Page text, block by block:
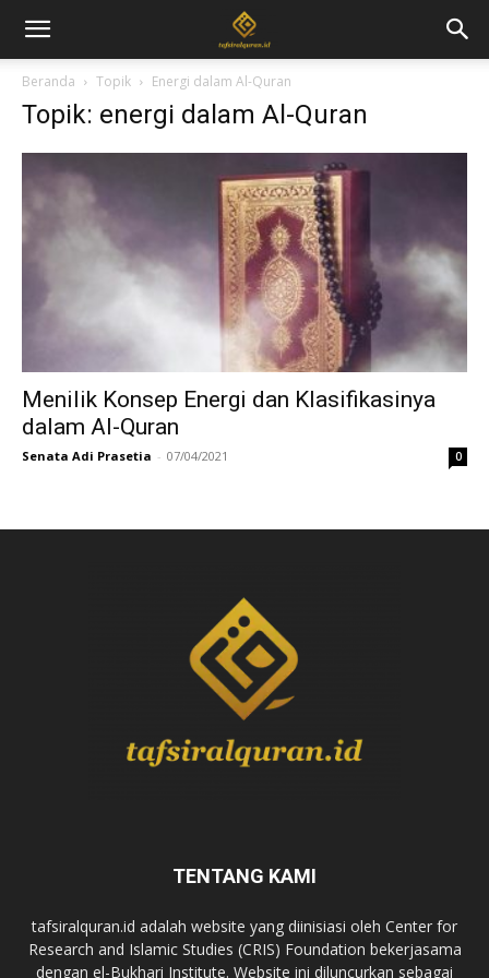
Beranda Topik Energi dalam Al-Quran
Topik: energi dalam Al-Quran
Menilik Konsep Energi dan Klasifikasinya
dalam Al-Quran
Senata Adi Prasetia - 07/04/2021 0
TENTANG KAMI
tafsiralquran.id adalah website yang diinisiasi oleh Center for
Research and Islamic Studies (CRIS) Foundation bekerjasama
dengan el-Bukhari Institute. Website ini diluncurkan sebagai